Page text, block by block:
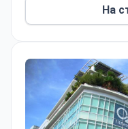
На